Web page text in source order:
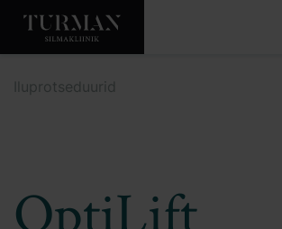
Iluprotseduurid